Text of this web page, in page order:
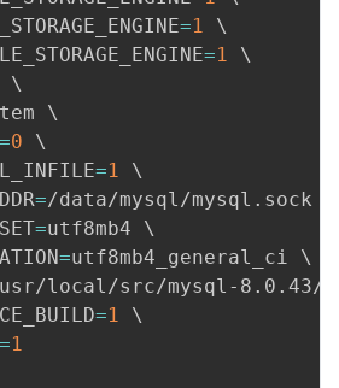
=1
\
=1
\
\
\
=0
\
=1
\
=/data/mysql/mysql.sock
=utf8mb4 \
=utf8mb4_general_ci \
local/src/mysql-8.0.43/
=1
\
=1